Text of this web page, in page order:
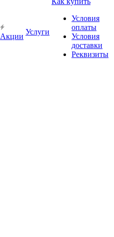
Акции
Услуги
Условия
оплаты
Условия
доставки
Реквизиты